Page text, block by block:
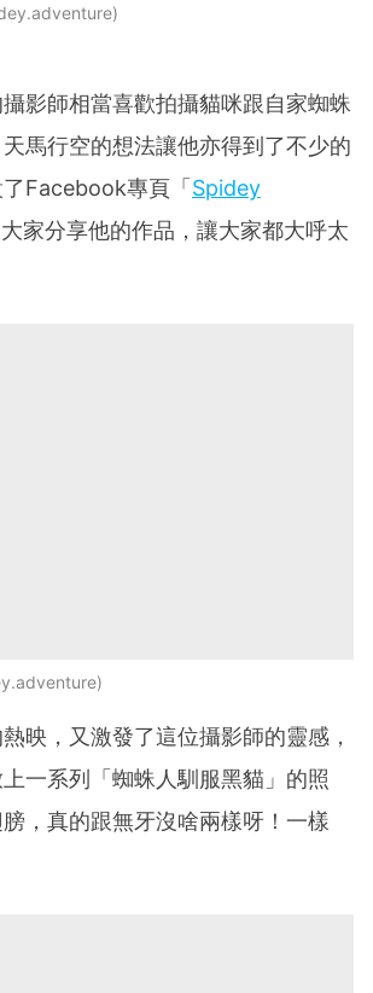
影師相當喜歡拍攝貓咪跟自家蜘蛛
馬行空的想法讓他亦得到了不少的
Facebook專頁「 Spidey
大家分享他的作品，讓大家都大呼太
映，又激發了這位攝影師的靈感，
一系列「蜘蛛人馴服黑貓」的照
，真的跟無牙沒啥兩樣呀！一樣